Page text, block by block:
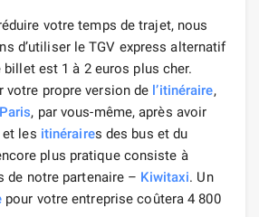
votre temps de trajet, nous
d’utiliser le TGV express alternatif
billet est 1 à 2 euros plus cher.
votre propre version de l’itinéraire,
Paris, par vous-même, après avoir
les itinéraires des bus et du
plus pratique consiste à
de notre partenaire – Kiwitaxi. Un
pour votre entreprise coûtera 4 800